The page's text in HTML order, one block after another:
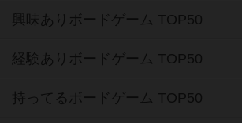
興味ありボードゲーム TOP50
経験ありボードゲーム TOP50
持ってるボードゲーム TOP50